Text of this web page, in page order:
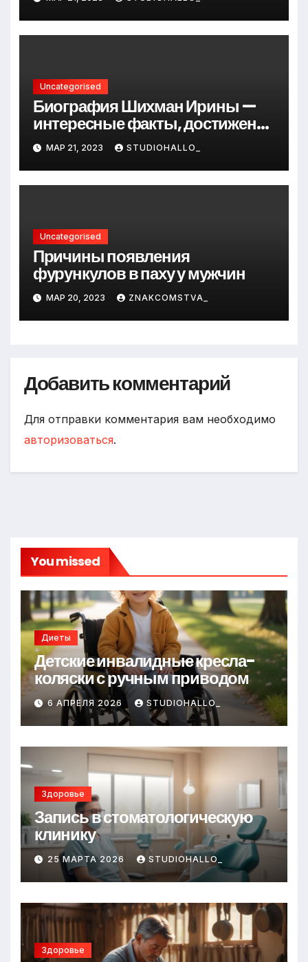
до руководителя
Uncategorised
Биография Шихман Ирины —
интересные факты, достижения
и путь к успеху
МАР 21, 2023 STUDIOHALLO_
Uncategorised
Причины появления
фурункулов в паху у мужчин
МАР 20, 2023 ZNAKCOMSTVA_
Добавить комментарий
Для отправки комментария вам необходимо
авторизоваться.
You missed
Диеты
Детские инвалидные кресла-
коляски с ручным приводом
6 АПРЕЛЯ 2026 STUDIOHALLO_
Здоровье
Запись в стоматологическую
клинику
25 МАРТА 2026 STUDIOHALLO_
Здоровье